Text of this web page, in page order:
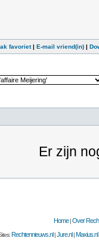
favoriet| E-mail vriend(in) |
Er zijn
Home|Over
Rechtennieuws.nl |Jure.nl |Maxius.nl